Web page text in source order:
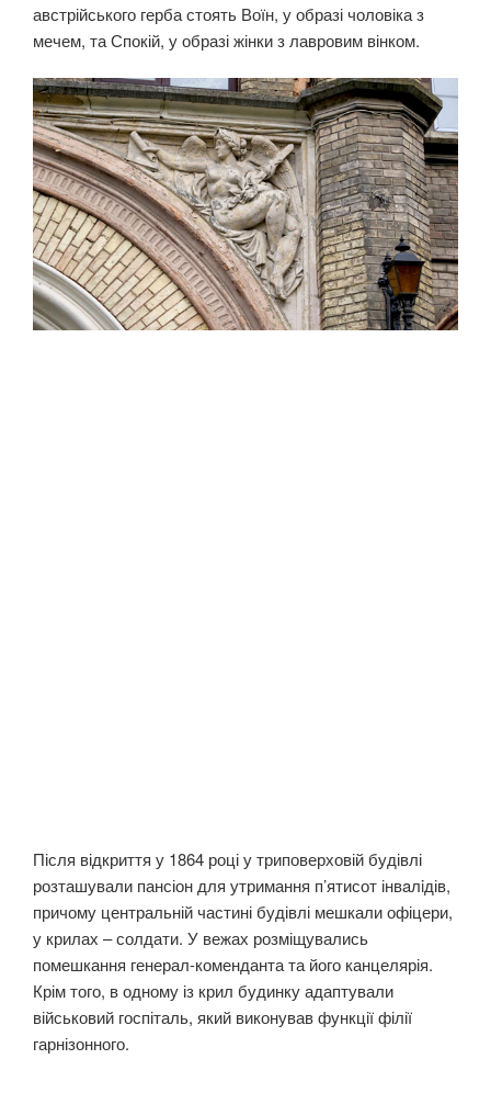
австрійського герба стоять Воїн, у образі чоловіка з
мечем, та Спокій, у образі жінки з лавровим вінком.
Після відкриття у 1864 році у триповерховій будівлі
розташували пансіон для утримання п’ятисот інвaлiдів,
причому центральній частині будівлі мешкали офіцери,
у крилах – солдати. У вежах розміщувались
помешкання генерал-коменданта та його канцелярія.
Крім того, в одному із крил будинку адаптували
військовий госпіталь, який виконував функції філії
гарнізонного.